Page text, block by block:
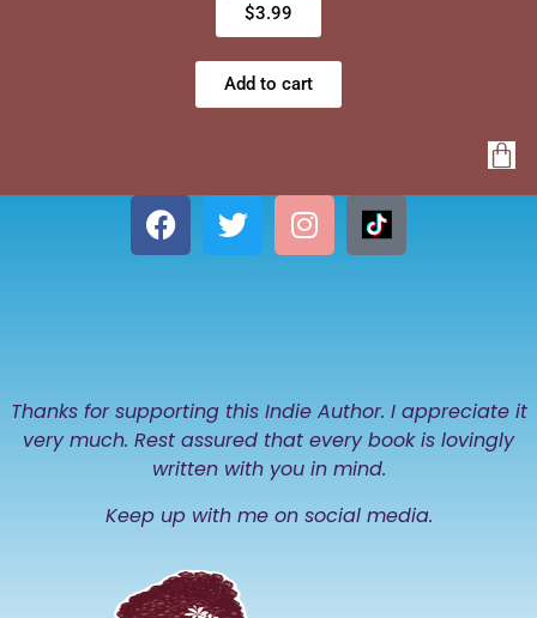
$3.99
Add to cart
Thanks for supporting this Indie Author. I appreciate it
very much. Rest assured that every book is lovingly
written with you in mind.
Keep up with me on social media.